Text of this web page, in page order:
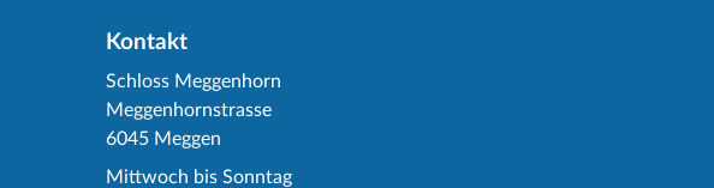
Kontakt
Schloss Meggenhorn
Meggenhornstrasse
6045 Meggen
Mittwoch bis Sonntag